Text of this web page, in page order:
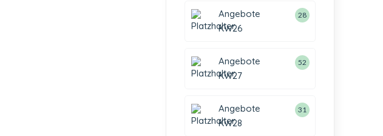
Angebote
KW26
28
Angebote
KW27
52
Angebote
KW28
31